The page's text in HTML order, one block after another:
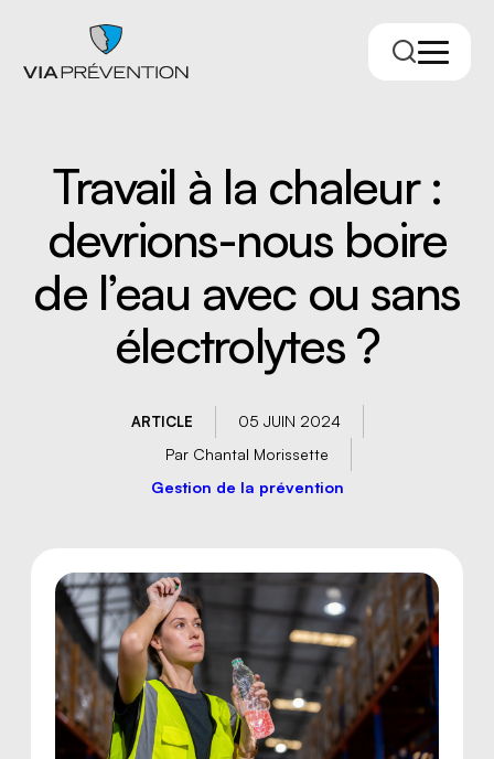
Trouver votre conseiller.ère
Travail à la chaleur :
devrions-nous boire
de l’eau avec ou sans
électrolytes ?
ARTICLE
05 JUIN 2024
Par Chantal Morissette
Gestion de la prévention